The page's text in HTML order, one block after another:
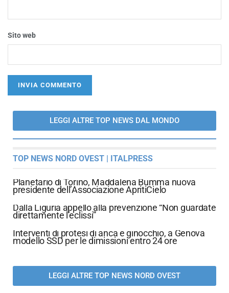
Sito web
LEGGI ALTRE TOP NEWS DAL MONDO
TOP NEWS NORD OVEST | ITALPRESS
Planetario di Torino, Maddalena Bumma nuova
presidente dell’Associazione ApritiCielo
Dalla Liguria appello alla prevenzione “Non guardate
direttamente l’eclissi”
Interventi di protesi di anca e ginocchio, a Genova
modello SSD per le dimissioni entro 24 ore
LEGGI ALTRE TOP NEWS NORD OVEST